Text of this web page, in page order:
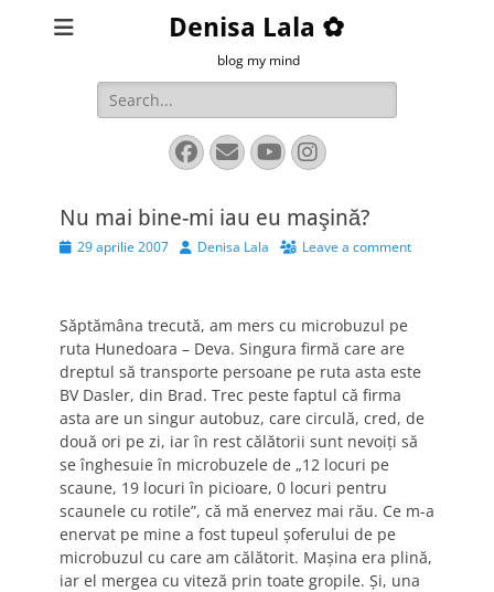
Denisa Lala ✿
blog my mind
Search
for:
Facebook
EmailYouTube
Instagram
Nu mai bine-mi iau eu maşină?
Posted
29 aprilie 2007 AuthorDenisa Lala Leave a comment
Săptămâna trecută, am mers cu microbuzul pe
ruta Hunedoara – Deva. Singura firmă care are
dreptul să transporte persoane pe ruta asta este
BV Dasler, din Brad. Trec peste faptul că firma
asta are un singur autobuz, care circulă, cred, de
două ori pe zi, iar în rest călătorii sunt nevoiţi să
se înghesuie în microbuzele de „12 locuri pe
scaune, 19 locuri în picioare, 0 locuri pentru
scaunele cu rotile”, că mă enervez mai rău. Ce m-a
enervat pe mine a fost tupeul şoferului de pe
microbuzul cu care am călătorit. Maşina era plină,
iar el mergea cu viteză prin toate gropile. Şi, una